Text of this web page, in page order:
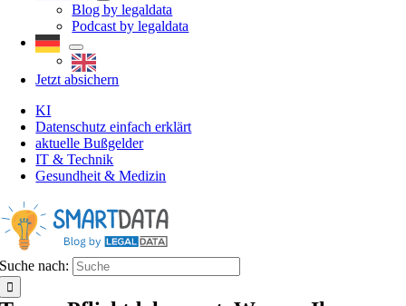
Blog by legaldata
Podcast by legaldata
Jetzt absichern
KI
Datenschutz einfach erklärt
aktuelle Bußgelder
IT & Technik
Gesundheit & Medizin
Suche nach: